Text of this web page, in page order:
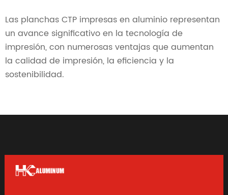
Las planchas CTP impresas en aluminio representan
un avance significativo en la tecnología de
impresión, con numerosas ventajas que aumentan
la calidad de impresión, la eficiencia y la
sostenibilidad.